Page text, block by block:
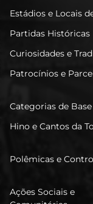
Estádios e Locais
Partidas Históricas
Curiosidades e
Patrocínios e
Categorias de Base
Hino e Cantos da
Polêmicas e
Ações Sociais e